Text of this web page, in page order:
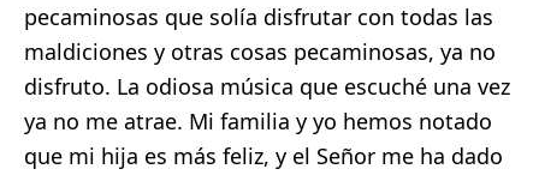
pecaminosas que solía disfrutar con todas las
maldiciones y otras cosas pecaminosas, ya no
disfruto. La odiosa música que escuché una vez
ya no me atrae. Mi familia y yo hemos notado
que mi hija es más feliz, y el Señor me ha dado